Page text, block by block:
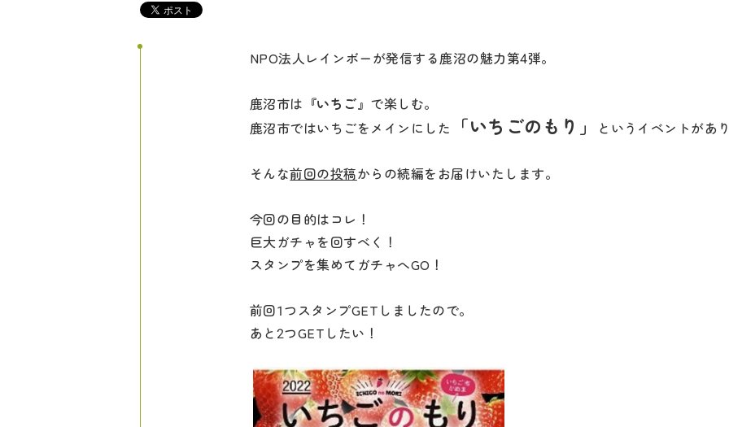
NPO法人レインボーが発信する鹿沼の魅力第4弾。
鹿沼市は 『いちご』 で楽しむ。
鹿沼市ではいちごをメインにした
「いちごのもり」 というイベントがあ
そんな前回の投稿からの続編をお届けいたします。
今回の目的はコレ！
巨大ガチャを回すべく！
スタンプを集めてガチャへGO！
前回1つスタンプGETしましたので。
あと2つGETしたい！